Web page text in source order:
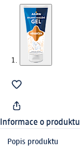
Informace o produktu
Popis produktu